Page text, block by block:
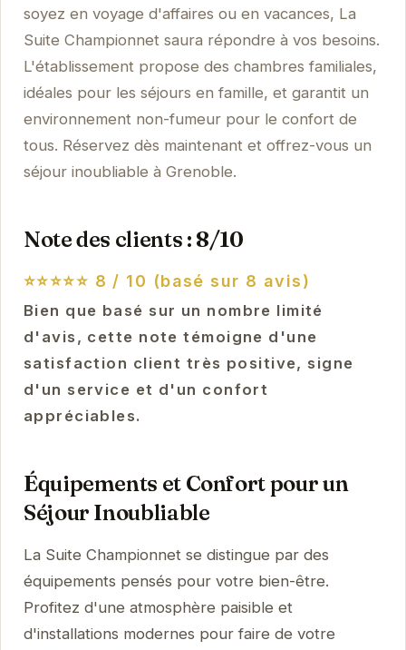
soyez en voyage d'affaires ou en vacances, La
Suite Championnet saura répondre à vos besoins.
L'établissement propose des chambres familiales,
idéales pour les séjours en famille, et garantit un
environnement non-fumeur pour le confort de
tous. Réservez dès maintenant et offrez-vous un
séjour inoubliable à Grenoble.
Note des clients : 8/10
⭐⭐⭐⭐⭐ 8 / 10 (basé sur 8 avis)
Bien que basé sur un nombre limité
d'avis, cette note témoigne d'une
satisfaction client très positive, signe
d'un service et d'un confort
appréciables.
Équipements et Confort pour un
Séjour Inoubliable
La Suite Championnet se distingue par des
équipements pensés pour votre bien-être.
Profitez d'une atmosphère paisible et
d'installations modernes pour faire de votre